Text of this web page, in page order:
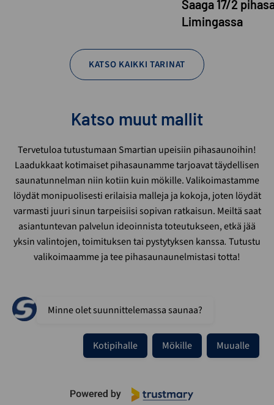
Saaga 17/2
Limingassa
KATSO KAIKKI TARINAT
Katso muut mallit
Tervetuloa tutustumaan Smartian upeisiin pihasaunoihin!
Laadukkaat kotimaiset pihasaunamme tarjoavat täydellisen
saunatunnelman niin kotiin kuin mökille. Valikoimastamme
löydät monipuolisesti erilaisia malleja ja kokoja, joten löydät
varmasti juuri sinun tarpeisiisi sopivan ratkaisun. Meiltä saat
asiantuntevan palvelun ideoinnista toteutukseen, etkä jää
yksin valintojen, toimituksen tai pystytyksen kanssa. Tutustu
valikoimaamme ja tee pihasaunaunelmistasi totta!
Minne olet suunnittelemassa saunaa?
Kotipihalle Mökille Muualle